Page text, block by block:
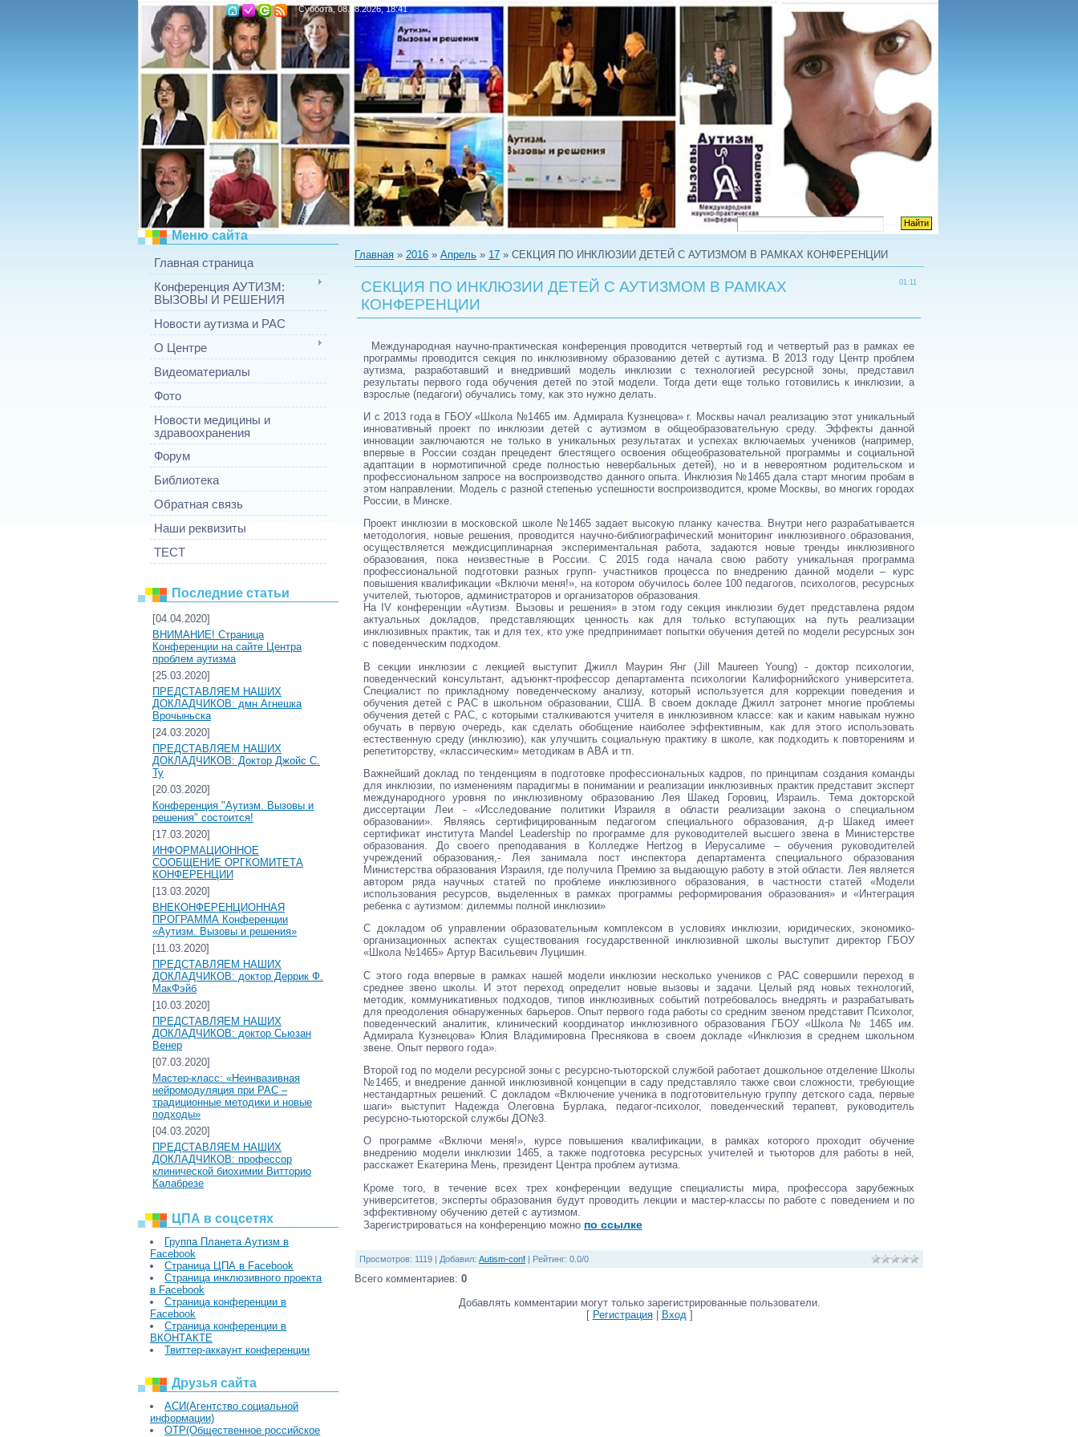
Суббота, 08.08.2026, 18:41
Меню сайта
Главная страница
Конференция АУТИЗМ:
ВЫЗОВЫ И РЕШЕНИЯ
Новости аутизма и РАС
О Центре
Видеоматериалы
Фото
Новости медицины и
здравоохранения
Форум
Библиотека
Обратная связь
Наши реквизиты
ТЕСТ
Последние статьи
[04.04.2020]
ВНИМАНИЕ! Страница
Конференции на сайте Центра
проблем аутизма
[25.03.2020]
ПРЕДСТАВЛЯЕМ НАШИХ
ДОКЛАДЧИКОВ: дмн Агнешка
Врочыньска
[24.03.2020]
ПРЕДСТАВЛЯЕМ НАШИХ
ДОКЛАДЧИКОВ: Доктор Джойс С.
Ту
[20.03.2020]
Конференция "Аутизм. Вызовы и
решения" состоится!
[17.03.2020]
ИНФОРМАЦИОННОЕ
СООБЩЕНИЕ ОРГКОМИТЕТА
КОНФЕРЕНЦИИ
[13.03.2020]
ВНЕКОНФЕРЕНЦИОННАЯ
ПРОГРАММА Конференции
«Аутизм. Вызовы и решения»
[11.03.2020]
ПРЕДСТАВЛЯЕМ НАШИХ
ДОКЛАДЧИКОВ: доктор Деррик Ф.
МакФэйб
[10.03.2020]
ПРЕДСТАВЛЯЕМ НАШИХ
ДОКЛАДЧИКОВ: доктор Сьюзан
Венер
[07.03.2020]
Мастер-класс: «Неинвазивная
нейромодуляция при РАС –
традиционные методики и новые
подходы»
[04.03.2020]
ПРЕДСТАВЛЯЕМ НАШИХ
ДОКЛАДЧИКОВ: профессор
клинической биохимии Витторио
Калабрезе
ЦПА в соцсетях
Группа Планета Аутизм в
Facebook
Страница ЦПА в Facebook
Страница инклюзивного проекта
в Facebook
Страница конференции в
Facebook
Страница конференции в
ВКОНТАКТЕ
Твиттер-аккаунт конференции
Друзья сайта
АСИ(Агентство социальной
информации)
ОТР(Общественное российское
Главная » 2016 » Апрель » 17 » СЕКЦИЯ ПО ИНКЛЮЗИИ ДЕТЕЙ С АУТИЗМОМ В РАМКАХ КОНФЕРЕНЦИИ
01:11
СЕКЦИЯ ПО ИНКЛЮЗИИ ДЕТЕЙ С АУТИЗМОМ В РАМКАХ
КОНФЕРЕНЦИИ
Международная научно-практическая конференция проводится четвертый год и четвертый раз в рамках ее
программы проводится секция по инклюзивному образованию детей с аутизма. В 2013 году Центр проблем
аутизма, разработавший и внедривший модель инклюзии с технологией ресурсной зоны, представил
результаты первого года обучения детей по этой модели. Тогда дети еще только готовились к инклюзии, а
взрослые (педагоги) обучались тому, как это нужно делать.
И с 2013 года в ГБОУ «Школа №1465 им. Адмирала Кузнецова» г. Москвы начал реализацию этот уникальный
инновативный проект по инклюзии детей с аутизмом в общеобразовательную среду. Эффекты данной
инновации заключаются не только в уникальных результатах и успехах включаемых учеников (например,
впервые в России создан прецедент блестящего освоения общеобразовательной программы и социальной
адаптации в нормотипичной среде полностью невербальных детей), но и в невероятном родительском и
профессиональном запросе на воспроизводство данного опыта. Инклюзия №1465 дала старт многим пробам в
этом направлении. Модель с разной степенью успешности воспроизводится, кроме Москвы, во многих городах
России, в Минске.
Проект инклюзии в московской школе №1465 задает высокую планку качества. Внутри него разрабатывается
методология, новые решения, проводится научно-библиографический мониторинг инклюзивного образования,
осуществляется междисциплинарная экспериментальная работа, задаются новые тренды инклюзивного
образования, пока неизвестные в России. С 2015 года начала свою работу уникальная программа
профессиональной подготовки разных групп- участников процесса по внедрению данной модели – курс
повышения квалификации «Включи меня!», на котором обучилось более 100 педагогов, психологов, ресурсных
учителей, тьюторов, администраторов и организаторов образования.
На IV конференции «Аутизм. Вызовы и решения» в этом году секция инклюзии будет представлена рядом
актуальных докладов, представляющих ценность как для только вступающих на путь реализации
инклюзивных практик, так и для тех, кто уже предпринимает попытки обучения детей по модели ресурсных зон
с поведенческим подходом.
В секции инклюзии с лекцией выступит Джилл Маурин Янг (Jill Maureen Young) - доктор психологии,
поведенческий консультант, адъюнкт-профессор департамента психологии Калифорнийского университета.
Специалист по прикладному поведенческому анализу, который используется для коррекции поведения и
обучения детей с РАС в школьном образовании, США. В своем докладе Джилл затронет многие проблемы
обучения детей с РАС, с которыми сталкиваются учителя в инклюзивном классе: как и каким навыкам нужно
обучать в первую очередь, как сделать обобщение наиболее эффективным, как для этого использовать
естественную среду (инклюзию), как улучшить социальную практику в школе, как подходить к повторениям и
репетиторству, «классическим» методикам в АВА и тп.
Важнейший доклад по тенденциям в подготовке профессиональных кадров, по принципам создания команды
для инклюзии, по изменениям парадигмы в понимании и реализации инклюзивных практик представит эксперт
международного уровня по инклюзивному образованию Лея Шакед Горовиц, Израиль. Тема докторской
диссертации Леи - «Исследование политики Израиля в области реализации закона о специальном
образовании». Являясь сертифицированным педагогом специального образования, д-р Шакед имеет
сертификат института Mandel Leadership по программе для руководителей высшего звена в Министерстве
образования. До своего преподавания в Колледже Hertzog в Иерусалиме – обучения руководителей
учреждений образования,- Лея занимала пост инспектора департамента специального образования
Министерства образования Израиля, где получила Премию за выдающую работу в этой области. Лея является
автором ряда научных статей по проблеме инклюзивного образования, в частности статей «Модели
использования ресурсов, выделенных в рамках программы реформирования образования» и «Интеграция
ребенка с аутизмом: дилеммы полной инклюзии»
С докладом об управлении образовательным комплексом в условиях инклюзии, юридических, экономико-
организационных аспектах существования государственной инклюзивной школы выступит директор ГБОУ
«Школа №1465» Артур Васильевич Луцишин.
С этого года впервые в рамках нашей модели инклюзии несколько учеников с РАС совершили переход в
среднее звено школы. И этот переход определит новые вызовы и задачи. Целый ряд новых технологий,
методик, коммуникативных подходов, типов инклюзивных событий потребовалось внедрять и разрабатывать
для преодоления обнаруженных барьеров. Опыт первого года работы со средним звеном представит Психолог,
поведенческий аналитик, клинический координатор инклюзивного образования ГБОУ «Школа № 1465 им.
Адмирала Кузнецова» Юлия Владимировна Преснякова в своем докладе «Инклюзия в среднем школьном
звене. Опыт первого года».
Второй год по модели ресурсной зоны с ресурсно-тьюторской службой работает дошкольное отделение Школы
№1465, и внедрение данной инклюзивной концепции в саду представляло также свои сложности, требующие
нестандартных решений. С докладом «Включение ученика в подготовительную группу детского сада, первые
шаги» выступит Надежда Олеговна Бурлака, педагог-психолог, поведенческий терапевт, руководитель
ресурсно-тьюторской службы ДО№3.
О программе «Включи меня!», курсе повышения квалификации, в рамках которого проходит обучение
внедрению модели инклюзии 1465, а также подготовка ресурсных учителей и тьюторов для работы в ней,
расскажет Екатерина Мень, президент Центра проблем аутизма.
Кроме того, в течение всех трех конференции ведущие специалисты мира, профессора зарубежных
университетов, эксперты образования будут проводить лекции и мастер-классы по работе с поведением и по
эффективному обучению детей с аутизмом.
Зарегистрироваться на конференцию можно по ссылке
Просмотров: 1119 | Добавил: Autism-conf Рейтинг: 0.0/0
Всего комментариев: 0
Добавлять комментарии могут только зарегистрированные пользователи.
[ Регистрация| Вход]